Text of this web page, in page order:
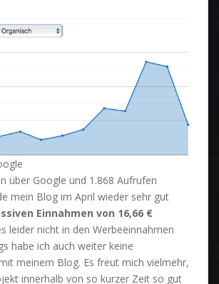
über Google und 1.868 Aufrufen
mein Blog im April wieder sehr gut
Einnahmen von 16,66 €
leider nicht in den Werbeeinnahmen
habe ich auch weiter keine
meinem Blog. Es freut mich vielmehr,
innerhalb von so kurzer Zeit so gut